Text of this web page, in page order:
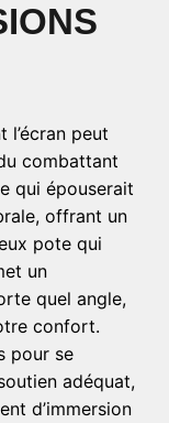
l’écran peut
combattant
qui épouserait
offrant un
pote qui
un
quel angle,
confort.
pour se
adéquat,
d’immersion